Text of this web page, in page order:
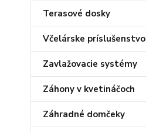
Terasové dosky
Včelárske príslušenstvo
Zavlažovacie systémy
Záhony v kvetináčoch
Záhradné domčeky